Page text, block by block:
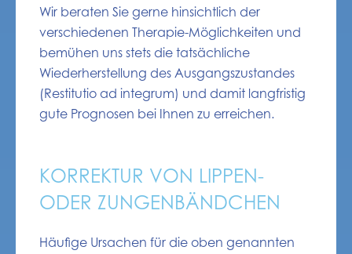
Wir beraten Sie gerne hinsichtlich der
verschiedenen Therapie-Möglichkeiten und
bemühen uns stets die tatsächliche
Wiederherstellung des Ausgangszustandes
(Restitutio ad integrum) und damit langfristig
gute Prognosen bei Ihnen zu erreichen.
KORREKTUR VON LIPPEN-
ODER ZUNGENBÄNDCHEN
Häufige Ursachen für die oben genannten